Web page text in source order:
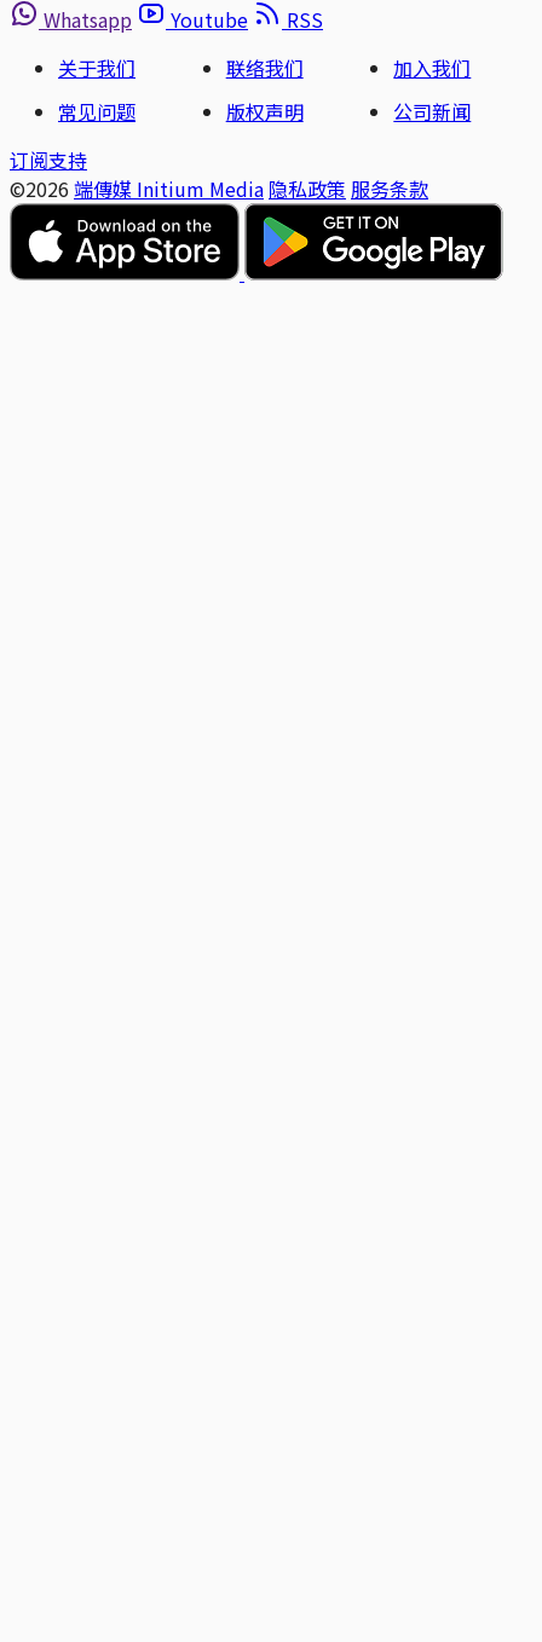
Whatsapp
Youtube
RSS
关于我们
联络我们
加入我们
常见问题
版权声明
公司新闻
订阅支持
©2026 端傳媒 Initium Media 隐私政策 服务条款